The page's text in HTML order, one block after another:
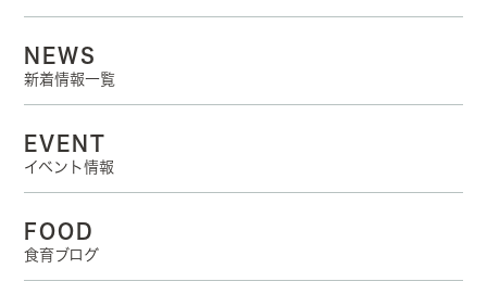
NEWS
新着情報一覧
EVENT
イベント情報
FOOD
食育ブログ